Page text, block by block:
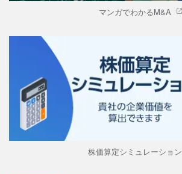
マンガでわかるM&A
株価算定シミュレーション